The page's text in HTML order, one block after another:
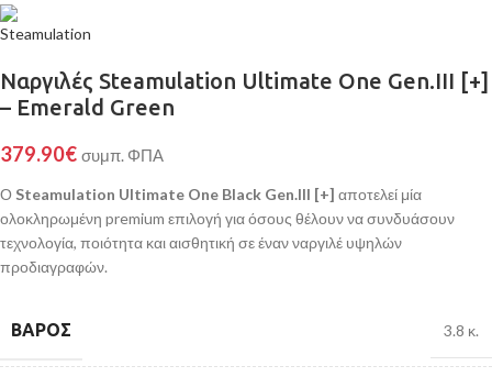
Ναργιλές Steamulation Ultimate One Gen.III [+]
– Emerald Green
379.90€ συμπ. ΦΠΑ
Ο Steamulation Ultimate One Black Gen.III [+] αποτελεί μία
ολοκληρωμένη premium επιλογή για όσους θέλουν να συνδυάσουν
τεχνολογία, ποιότητα και αισθητική σε έναν ναργιλέ υψηλών
προδιαγραφών.
ΒΆΡΟΣ 3.8 κ.